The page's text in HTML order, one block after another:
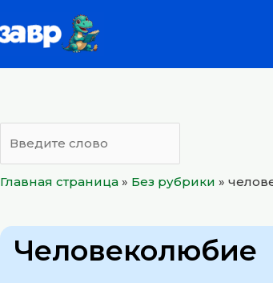
Главная страница » Без рубрики »
Человеколюбие